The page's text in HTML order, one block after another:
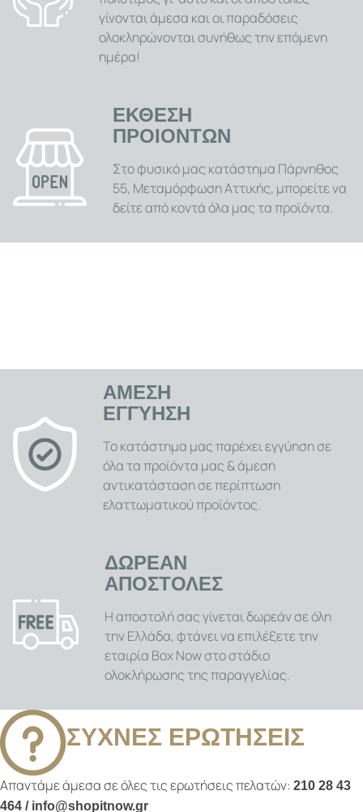
γίνονται άμεσα και οι παραδόσεις
ολοκληρώνονται συνήθως την επόμενη
ημέρα!
ΕΚΘΕΣΗ
ΠΡΟΙΟΝΤΩΝ
Στο φυσικό μας κατάστημα Πάρνηθος
55, Μεταμόρφωση Αττικής, μπορείτε να
δείτε από κοντά όλα μας τα προϊόντα.
ΑΜΕΣΗ
ΕΓΓΥΗΣΗ
Το κατάστημα μας παρέχει εγγύηση σε
όλα τα προϊόντα μας & άμεση
αντικατάσταση σε περίπτωση
ελαττωματικού προϊόντος.
ΔΩΡΕΑΝ
ΑΠΟΣΤΟΛΕΣ
Η αποστολή σας γίνεται δωρεάν σε όλη
την Ελλάδα, φτάνει να επιλέξετε την
εταιρία Box Now στο στάδιο
ολοκλήρωσης της παραγγελίας.
ΣΥΧΝΕΣ ΕΡΩΤΗΣΕΙΣ
Απαντάμε άμεσα σε όλες τις ερωτήσεις πελατών: 210 28 43
464 / info@shopitnow.gr